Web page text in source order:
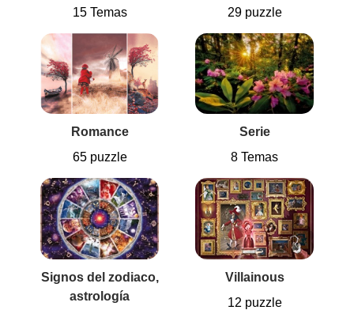
15 Temas
29 puzzle
Romance
65 puzzle
Serie
8 Temas
Signos del zodiaco,
astrología
Villainous
12 puzzle